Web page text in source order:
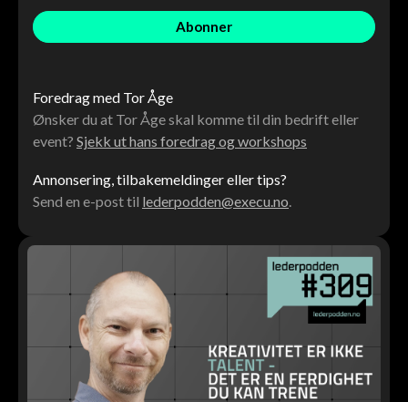
Foredrag med Tor Åge
Ønsker du at Tor Åge skal komme til din bedrift eller
event? Sjekk ut hans foredrag og workshops
Annonsering, tilbakemeldinger eller tips?
Send en e-post til lederpodden@execu.no.